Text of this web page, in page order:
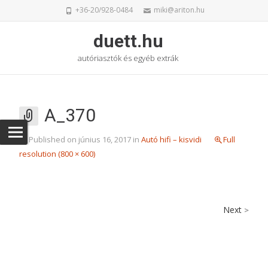
+36-20/928-0484 miki@ariton.hu
duett.hu
autóriasztók és egyéb extrák
A_370
Published on június 16, 2017 in Autó hifi – kisvidi
Full
resolution (800 × 600)
Next >